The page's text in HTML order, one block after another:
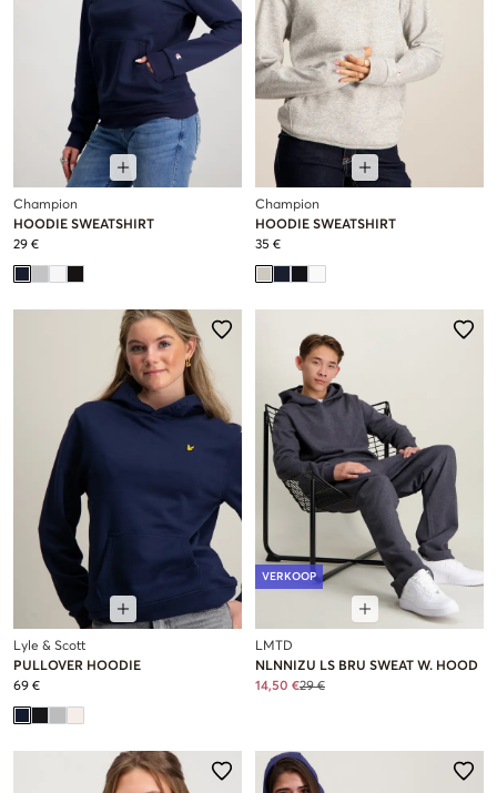
Champion
HOODIE SWEATSHIRT
29 €
Champion
HOODIE SWEATSHIRT
35 €
Lyle & Scott
PULLOVER HOODIE
69 €
VERKOOP
LMTD
NLNNIZU LS BRU SWEAT W. HOOD
14,50 €29 €